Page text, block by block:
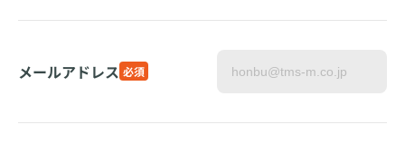
メールアドレス 必須